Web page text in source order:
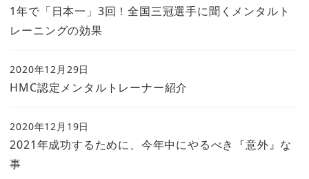
1年で「日本一」3回！全国三冠選手に聞くメンタルト
レーニングの効果
HMC認定メンタルトレーナー紹介
2020年12月29日
2021年成功するために、今年中にやるべき『意外』な
事
2020年12月19日